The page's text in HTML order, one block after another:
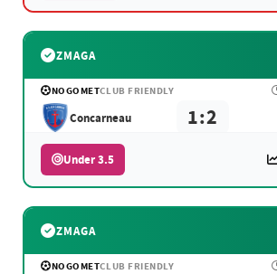
ZMAGA
NOGOMETCLUB FRIENDLY
Concarneau 1:2
Under 3.5
ZMAGA
NOGOMETCLUB FRIENDLY